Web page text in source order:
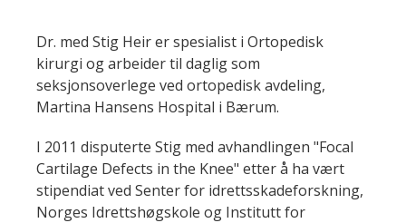
Dr. med Stig Heir er spesialist i Ortopedisk
kirurgi og arbeider til daglig som
seksjonsoverlege ved ortopedisk avdeling,
Martina Hansens Hospital i Bærum.
I 2011 disputerte Stig med avhandlingen "Focal
Cartilage Defects in the Knee" etter å ha vært
stipendiat ved Senter for idrettsskadeforskning,
Norges Idrettshøgskole og Institutt for